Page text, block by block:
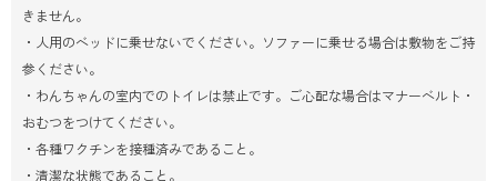
きません。
・人用のベッドに乗せないでください。ソファーに乗せる場合は敷物をご持
参ください。
・わんちゃんの室内でのトイレは禁止です。ご心配な場合はマナーベルト・
おむつをつけてください。
・各種ワクチンを接種済みであること。
・清潔な状態であること。